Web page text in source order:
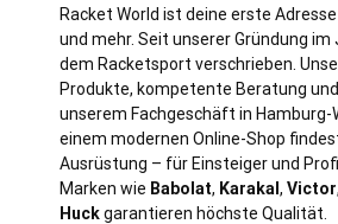
Racket World ist deine erste
und mehr. Seit unserer Gründung im
dem Racketsport verschrieben.
Produkte, kompetente Beratung
unserem Fachgeschäft in Hamburg-
einem modernen Online-Shop
Ausrüstung – für Einsteiger und
Marken wie Babolat, Karakal , Victor,
Huckgarantieren höchste Qualität.